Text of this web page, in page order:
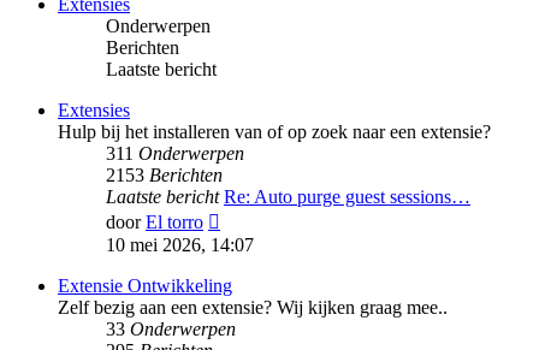
Extensies
Onderwerpen
Berichten
Laatste bericht
Extensies
Hulp bij het installeren van of op zoek naar een extensie?
311 Onderwerpen
2153 Berichten
Laatste bericht Re: Auto purge guest sessions…
doorEl torro
laatste
10 mei 2026, 14:07
Extensie Ontwikkeling
Zelf bezig aan een extensie? Wij kijken graag mee..
33 Onderwerpen